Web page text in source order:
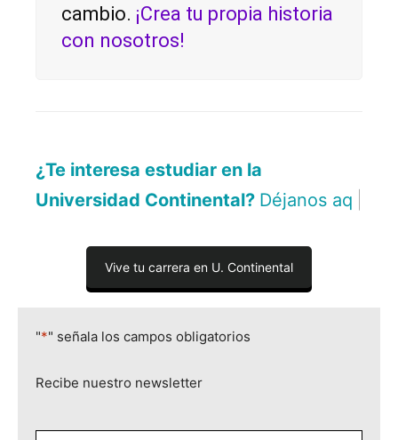
cambio. ¡Crea tu propia historia
con nosotros!
¿Te interesa estudiar en la
Universidad Continental?
Vive tu carrera en U. Continental